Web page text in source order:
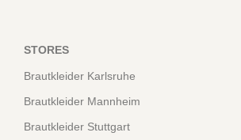
STORES
Brautkleider Karlsruhe
Brautkleider Mannheim
Brautkleider Stuttgart